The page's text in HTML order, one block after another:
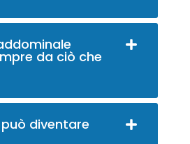
da ciò che
diventare